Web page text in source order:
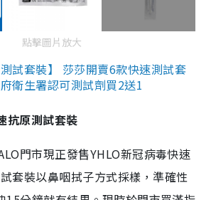
點擊圖片放大
試套裝】 莎莎開賣6款快速測試套
衛生署認可測試劑買2送1
抗原測試套裝
門市現正發售YHLO新冠病毒快速
套裝以鼻咽拭子方式採樣，準確性